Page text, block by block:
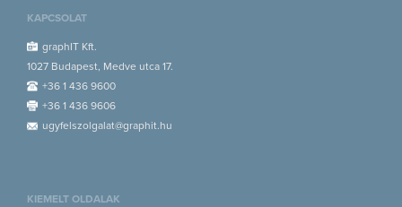
KAPCSOLAT
graphIT Kft.
1027 Budapest, Medve utca 17.
+36 1 436 9600
+36 1 436 9606
ugyfelszolgalat@graphit.hu
KIEMELT OLDALAK